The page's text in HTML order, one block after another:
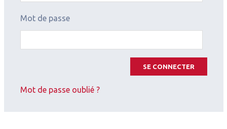
Mot de passe
SE CONNECTER
Mot de passe oublié ?